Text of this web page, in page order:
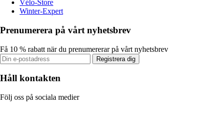
Vélo-Store
Winter-Expert
Prenumerera på vårt nyhetsbrev
Få 10 % rabatt när du prenumererar på vårt nyhetsbrev
Registrera dig
Håll kontakten
Följ oss på sociala medier